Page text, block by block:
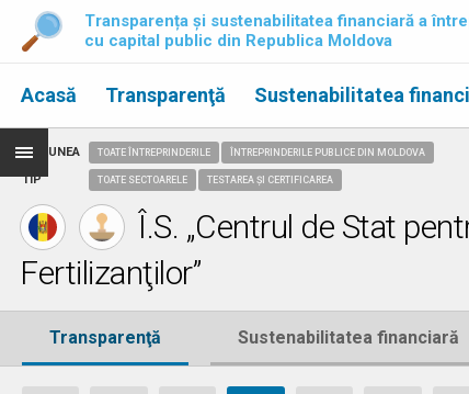
Transparența și sustenabilitatea financiară a
cu capital public din Republica Moldova
Acasă Transparenţă Sustenabilitatea
REGIUNEA
TIP
TOATE ÎNTREPRINDERILE ÎNTREPRINDERILE PUBLICE DIN MOLDOVA
TOATE SECTOARELE TESTAREA ȘI CERTIFICAREA
Î.S. „Centrul de Stat
Fertilizanţilor”
Transparenţă Sustenabilitatea financiară